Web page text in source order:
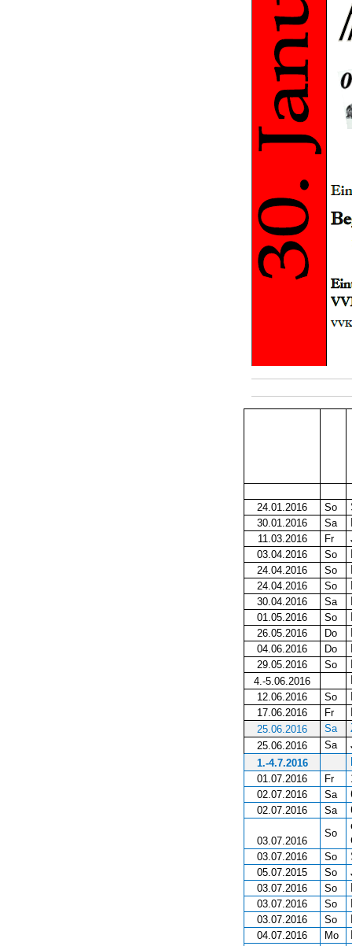
24.01.2016 So
30.01.2016 Sa
11.03.2016 Fr
03.04.2016 So
24.04.2016 So
24.04.2016 So
30.04.2016 Sa
01.05.2016 So
26.05.2016 Do
04.06.2016 Do
29.05.2016 So
4.-5.06.2016
12.06.2016 So
17.06.2016 Fr
25.06.2016 Sa
25.06.2016 Sa
1.-4.7.2016
01.07.2016 Fr
02.07.2016 Sa
02.07.2016 Sa
03.07.2016
So
03.07.2016 So
05.07.2015 So
03.07.2016 So
03.07.2016 So
03.07.2016 So
04.07.2016 Mo